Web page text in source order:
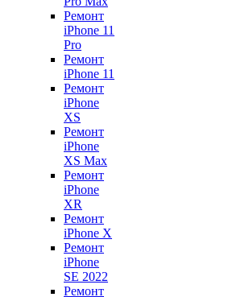
Ремонт
iPhone 11
Pro
Ремонт
iPhone 11
Ремонт
iPhone
XS
Ремонт
iPhone
XS Max
Ремонт
iPhone
XR
Ремонт
iPhone X
Ремонт
iPhone
SE 2022
Ремонт